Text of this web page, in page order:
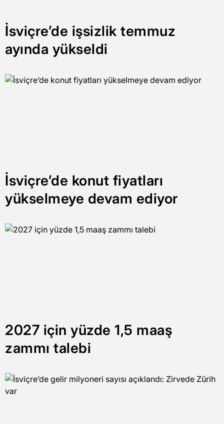
İsviçre’de işsizlik temmuz
ayında yükseldi
İsviçre’de konut fiyatları
yükselmeye devam ediyor
2027 için yüzde 1,5 maaş
zammı talebi